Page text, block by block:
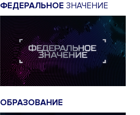
ФЕДЕРАЛЬНОЕ ЗНАЧЕНИЕ
ОБРАЗОВАНИЕ